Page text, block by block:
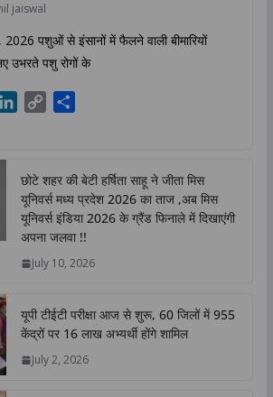
jaiswal
पशुओं से इंसानों में फैलने वाली बीमारियों
उभरते पशु रोगों के
e
d
L
i
n
e
छोटे शहर की बेटी हर्षिता साहू ने जीता मिस
यूनिवर्स मध्य प्रदेश 2026 का ताज ,अब मिस
यूनिवर्स इंडिया 2026 के ग्रैंड फिनाले में दिखाएंगी
अपना जलवा !!
July 10, 2026
यूपी टीईटी परीक्षा आज से शुरू, 60 जिलों में 955
केंद्रों पर 16 लाख अभ्यर्थी होंगे शामिल
July 2, 2026